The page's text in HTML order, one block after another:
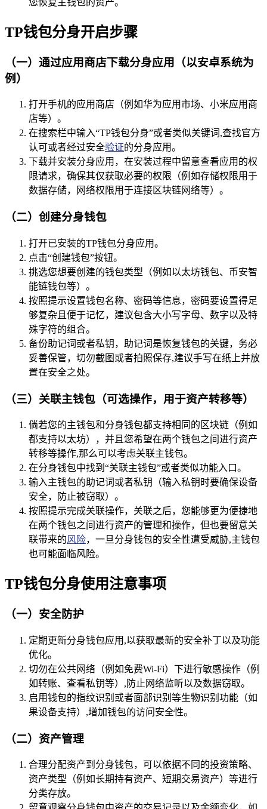
TP钱包分身开启步骤
（一）通过应用商店下载分身应用（以安卓系统为
例）
打开手机的应用商店（例如华为应用市场、小米应用商
店等）。
在搜索栏中输入“TP钱包分身”或者类似关键词,查找官方
认可或者经过安全验证的分身应用。
下载并安装分身应用，在安装过程中留意查看应用的权
限请求，确保其仅获取必要的权限（例如存储权限用于
数据存储，网络权限用于连接区块链网络等）。
（二）创建分身钱包
打开已安装的TP钱包分身应用。
点击“创建钱包”按钮。
挑选您想要创建的钱包类型（例如以太坊钱包、币安智
能链钱包等）。
按照提示设置钱包名称、密码等信息，密码要设置得足
够复杂且便于记忆，建议包含大小写字母、数字以及特
殊字符的组合。
备份助记词或者私钥，助记词是恢复钱包的关键，务必
妥善保管，切勿截图或者拍照保存,建议手写在纸上并放
置在安全之处。
（三）关联主钱包（可选操作，用于资产转移等）
倘若您的主钱包和分身钱包都支持相同的区块链（例如
都支持以太坊），并且您希望在两个钱包之间进行资产
转移等操作,那么可以考虑关联主钱包。
在分身钱包中找到“关联主钱包”或者类似功能入口。
输入主钱包的助记词或者私钥（输入私钥时要确保设备
安全，防止被窃取）。
按照提示完成关联操作，关联之后，您能够更为便捷地
在两个钱包之间进行资产的管理和操作，但也要留意关
联带来的风险，一旦分身钱包的安全性遭受威胁,主钱包
也可能面临风险。
TP钱包分身使用注意事项
（一）安全防护
定期更新分身钱包应用,以获取最新的安全补丁以及功能
优化。
切勿在公共网络（例如免费Wi-Fi）下进行敏感操作（例
如转账、查看私钥等）,防止网络监听以及数据窃取。
启用钱包的指纹识别或者面部识别等生物识别功能（如
果设备支持）,增加钱包的访问安全性。
（二）资产管理
合理分配资产到分身钱包，可以依据不同的投资策略、
资产类型（例如长期持有资产、短期交易资产）等进行
分类存放。